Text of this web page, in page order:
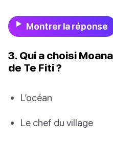
Montrer la réponse
3. Qui a choisi
de Te Fiti ?
L’océan
Le chef du village